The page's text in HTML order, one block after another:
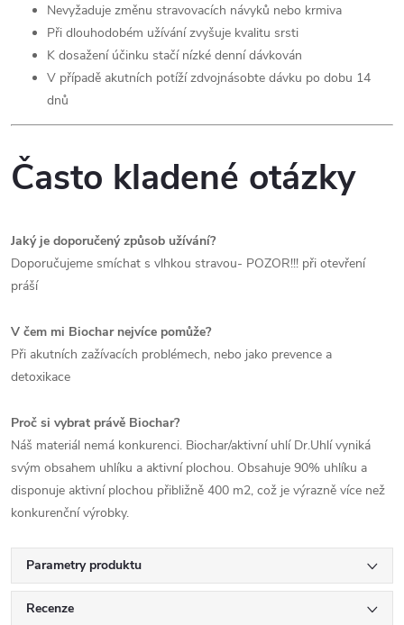
Nevyžaduje změnu stravovacích návyků nebo krmiva
Při dlouhodobém užívání zvyšuje kvalitu srsti
K dosažení účinku stačí nízké denní dávkován
V případě akutních potíží zdvojnásobte dávku po dobu 14
dnů
Často kladené otázky
Jaký je doporučený způsob užívání?
Doporučujeme smíchat s vlhkou stravou- POZOR!!! při otevření
práší
V čem mi Biochar nejvíce pomůže?
Při akutních zažívacích problémech, nebo jako prevence a
detoxikace
Proč si vybrat právě Biochar?
Náš materiál nemá konkurenci. Biochar/aktivní uhlí Dr.Uhlí vyniká
svým obsahem uhlíku a aktivní plochou. Obsahuje 90% uhlíku a
disponuje aktivní plochou přibližně 400 m2, což je výrazně více než
konkurenční výrobky.
Parametry produktu
Recenze